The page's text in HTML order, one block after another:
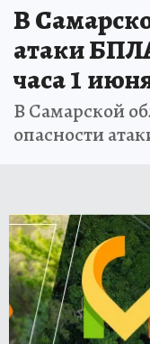
В
атаки
часа 1
В Самарской
опасности